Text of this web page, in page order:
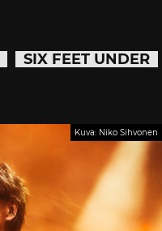
SIX FEET UNDER
Kuva: Niko Sihvonen